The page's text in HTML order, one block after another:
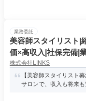
業務委託
美容師スタイリスト|
価×高収入|社保完備|
株式会社LINKS
【美容師スタイリスト
サロンで、収入も将来